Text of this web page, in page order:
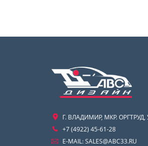
Г. ВЛАДИМИР, МКР.
+7 (4922) 45-61-28
E-MAIL:SALES@ABC33.RU